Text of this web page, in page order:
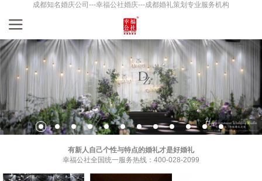
成都知名婚庆公司---幸福公社婚庆---成都婚礼策划专业服务机构
有新人自己个性与特点的婚礼才是好婚礼
幸福公社全国统一服务热线：400-028-2099